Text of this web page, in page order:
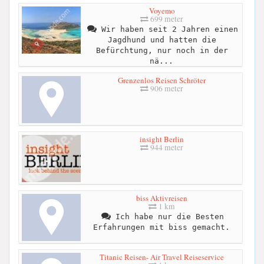
Voyemo
699 meter
Wir haben seit 2 Jahren einen
Jagdhund und hatten die
Befürchtung, nur noch in der
nä...
Grenzenlos Reisen Schröter
906 meter
insight Berlin
944 meter
biss Aktivreisen
1 km
Ich habe nur die Besten
Erfahrungen mit biss gemacht.
Titanic Reisen- Air Travel Reiseservice